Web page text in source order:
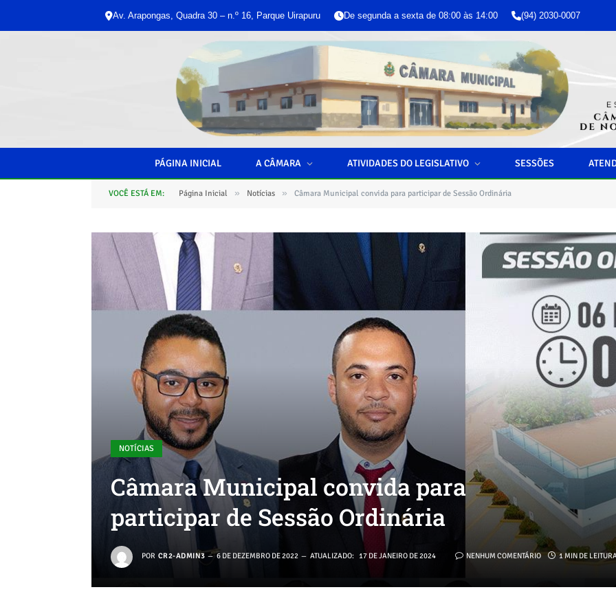
Av. Arapongas, Quadra 30 – n.º 16, Parque Uirapuru De segunda a sexta de 08:00 às 14:00 (94) 2030-0007
PÁGINA INICIAL A CÂMARA ATIVIDADES DO LEGISLATIVO SESSÕES
VOCÊ ESTÁ EM: Página Inicial » Notícias » Câmara Municipal convida para participar de Sessão Ordinária
NOTÍCIAS
Câmara Municipal convida para
participar de Sessão Ordinária
POR CR2-ADMIN3 6 DE DEZEMBRO DE 2022 ATUALIZADO: 17 DE JANEIRO DE 2024 NENHUM COMENTÁRIO 1 MIN DE